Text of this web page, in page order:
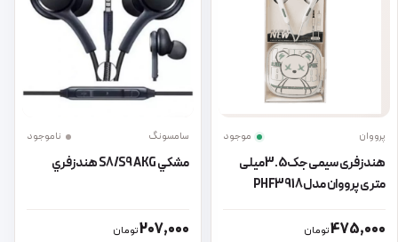
پرووان موجود
هندزفری سیمی جک 3.5 میلی
متری پرووان مدل PHF3918
475,000تومان
این محصول دارای انواع مختلفی می باشد. گزینه ها ممکن است در
سامسونگ ناموجود
مشكي S8/S9 AKG هندزفري
207,000تومان
این محصول دارای انواع مختلفی